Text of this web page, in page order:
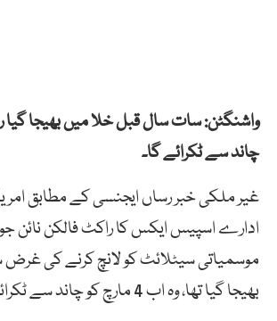
چاند سے ٹکرائے گا۔
غیر ملکی خبر رساں ایجنسی کے مطابق
موسمیاتی سیٹلائٹ کو لانچ کرنے کی
بھیجا گیا تھا، وہ اب 4 مارچ کو چاند سے ٹکرائے گا۔